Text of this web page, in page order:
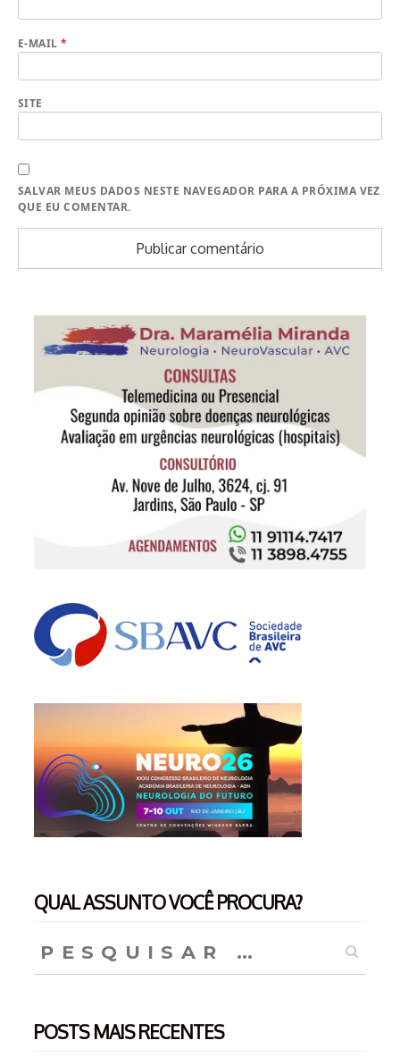
E-MAIL*
SITE
SALVAR MEUS DADOS NESTE NAVEGADOR PARA A PRÓXIMA VEZ
QUE EU COMENTAR.
QUAL ASSUNTO VOCÊ PROCURA?
por:
POSTS MAIS RECENTES